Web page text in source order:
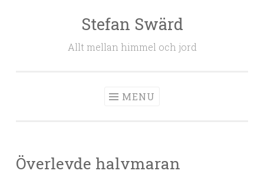
Stefan Swärd
Allt mellan himmel och jord
MENU
Överlevde halvmaran